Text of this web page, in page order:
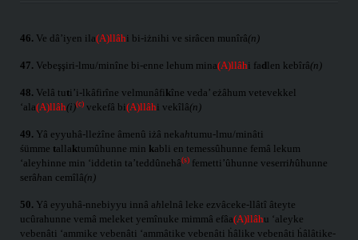
46. Ve dâ’iyen ila(A)llâhi bi-iżnihi ve sirâcen munîrâ(n)
47. Vebeşşiri-lmu/minîne bi-enne lehum mina(A)llâhi fadlen kebîrâ(n)
48. Velâ tu ti’i-lkâfirîne velmunâfi kîne veda’ eżâhum vetevekkel
‘ala(A)llâh(i)(c)vekefâ bi(A)llâhi vekîlâ(n)
49. Yâ eyyuhâ-lleżîne âmenû iżâ nekahtumu-lmu/minâti
śümme tallaktumûhunne min kabli en temessûhunne femâ lekum
‘aleyhinne min ‘iddetin ta’teddûnehâ(s)femetti’ûhunne veserri hûhunne
serâhan cemîlâ(n)
50. Yâ eyyuhâ-nnebiyyu innâ ahlelnâ leke ezvâceke-llâtî âteyte
ucûrahunne vemâ meleket yemînuke mimmâ efâa(A)llâhu ‘aleyke
vebenâti ‘ammike vebenâti ‘ammâtike vebenâti ḣâlike vebenâti ḣâlâtike-